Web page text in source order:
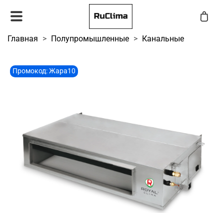
Главная Полупромышленные Канальные
Промокод: Жара10